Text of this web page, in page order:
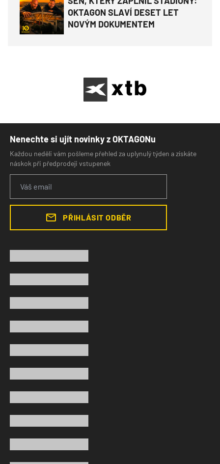
OKTAGON SLAVÍ DESET LET
NOVÝM DOKUMENTEM
Nenechte si ujít novinky z OKTAGONu
Každou neděli vám pošleme přehled za uplynulý týden a získáte
náskok při předprodeji vstupenek
PŘIHLÁSIT ODBĚR